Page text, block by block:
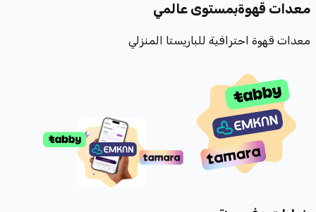
معدات قهوةبمستوى عالمي
معدات قهوة احترافية للباريستا المنزلي